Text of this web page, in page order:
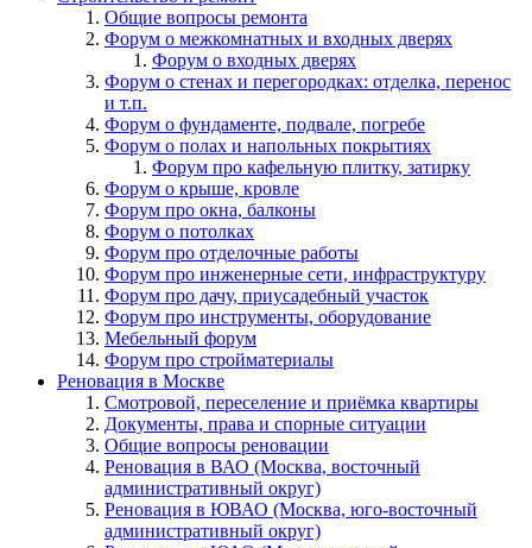
Общие вопросы ремонта
Форум о межкомнатных и входных дверях
Форум о входных дверях
Форум о стенах и перегородках: отделка, перенос
и т.п.
Форум о фундаменте, подвале, погребе
Форум о полах и напольных покрытиях
Форум про кафельную плитку, затирку
Форум о крыше, кровле
Форум про окна, балконы
Форум о потолках
Форум про отделочные работы
Форум про инженерные сети, инфраструктуру
Форум про дачу, приусадебный участок
Форум про инструменты, оборудование
Мебельный форум
Форум про стройматериалы
Реновация в Москве
Смотровой, переселение и приёмка квартиры
Документы, права и спорные ситуации
Общие вопросы реновации
Реновация в ВАО (Москва, восточный
административный округ)
Реновация в ЮВАО (Москва, юго-восточный
административный округ)